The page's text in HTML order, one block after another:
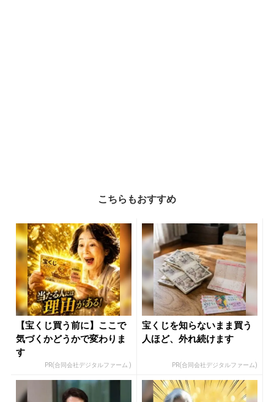
こちらもおすすめ
【宝くじ買う前に】ここで
気づくかどうかで変わりま
す
PR(合同会社デジタルファーム )
宝くじを知らないまま買う
人ほど、外れ続けます
PR(合同会社デジタルファーム)